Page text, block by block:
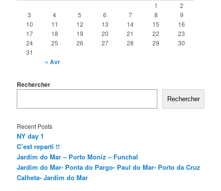
1
2
3
4 5 6 7 8
9
10
11 12 13 14 15
16
17
18 19 20 21 22
23
24
25 26 27 28 29
30
31
« Avr
Rechercher
Rechercher
Recent Posts
NY day 1
C’est reparti !!
Jardim do Mar – Porto Moniz – Funchal
Jardim do Mar- Ponta do Pargo- Paul do Mar- Porto da Cruz
Calheta- Jardim do Mar